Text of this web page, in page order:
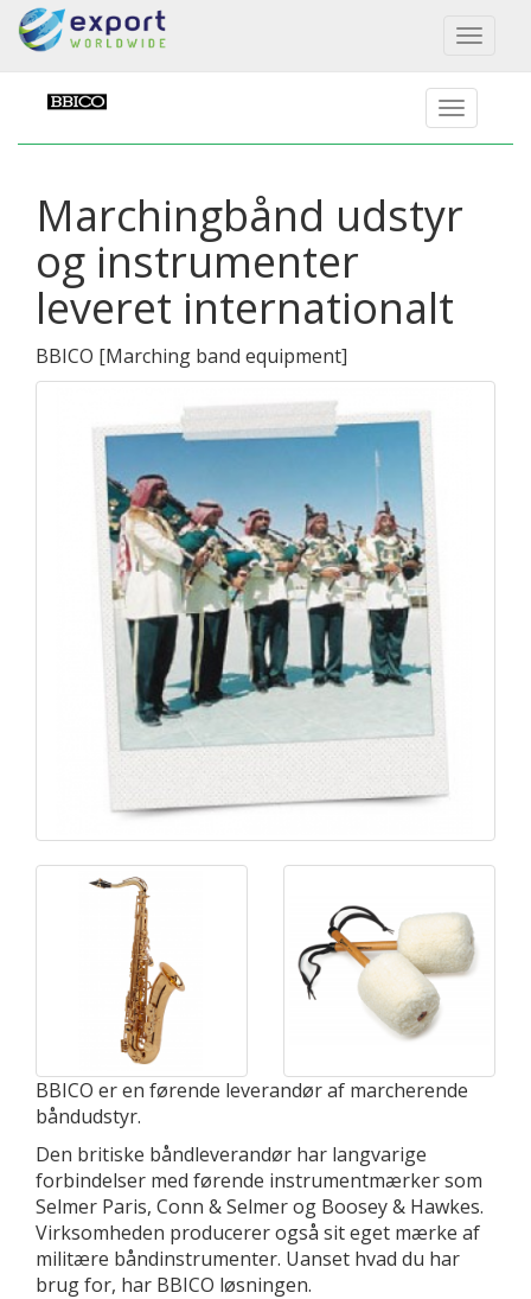
Toggle
Marchingbånd udstyr
og instrumenter
leveret internationalt
BBICO [Marching band equipment]
BBICO er en førende leverandør af marcherende
båndudstyr.
Den britiske båndleverandør har langvarige
forbindelser med førende instrumentmærker som
Selmer Paris, Conn & Selmer og Boosey & Hawkes.
Virksomheden producerer også sit eget mærke af
militære båndinstrumenter. Uanset hvad du har
brug for, har BBICO løsningen.